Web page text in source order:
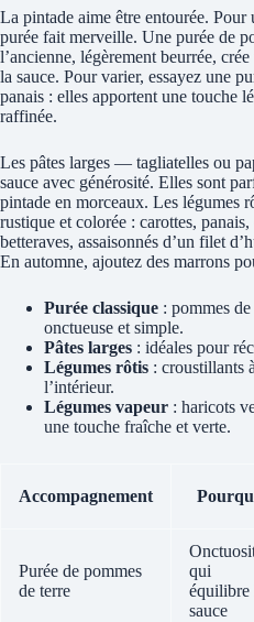
La pintade aime être entourée. Pour
purée fait merveille. Une purée de
l’ancienne, légèrement beurrée,
la sauce. Pour varier, essayez une
panais : elles apportent une touche
raffinée.
Les pâtes larges — tagliatelles ou
sauce avec générosité. Elles sont
pintade en morceaux. Les légumes
rustique et colorée : carottes,
betteraves, assaisonnés d’un filet
En automne, ajoutez des marrons
Purée classique : pommes
onctueuse et simple.
Pâtes larges : idéales pour
Légumes rôtis : croustillants
l’intérieur.
Légumes vapeur : haricots
une touche fraîche et verte.
Accompagnement
Purée de pommes
de terre
qui
équilibre
sauce